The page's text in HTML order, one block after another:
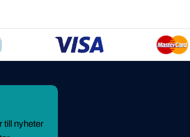
till nyheter